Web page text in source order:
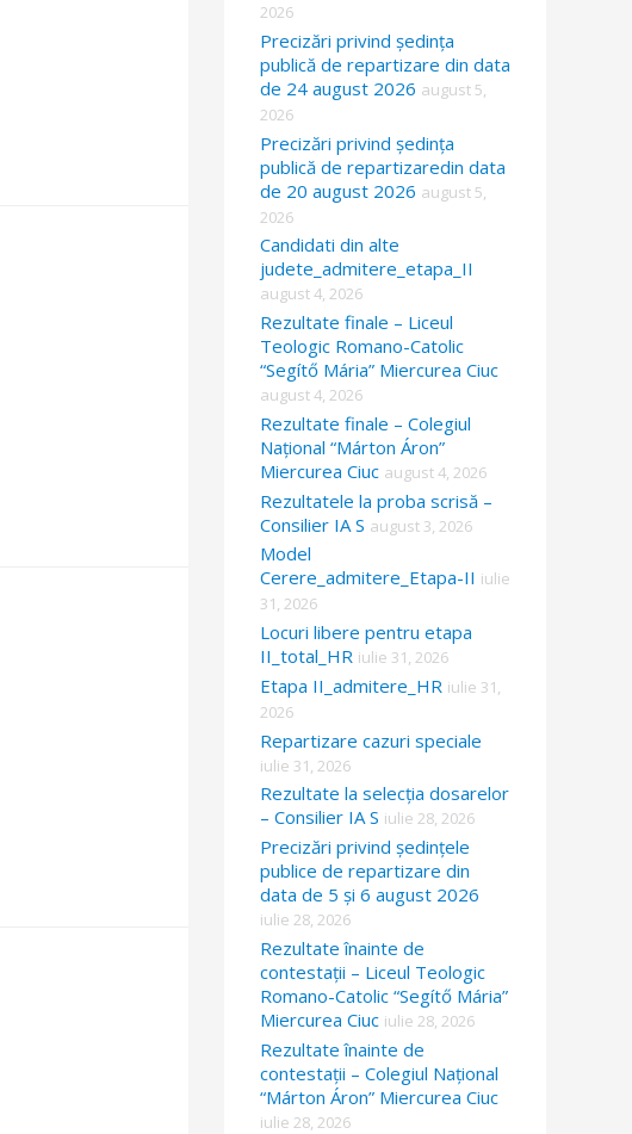
2026
Precizări privind ședința
publică de repartizare din data
de 24 august 2026 august 5,
2026
Precizări privind ședința
publică de repartizaredin data
de 20 august 2026 august 5,
2026
Candidati din alte
judete_admitere_etapa_II
august 4, 2026
Rezultate finale – Liceul
Teologic Romano-Catolic
“Segítő Mária” Miercurea Ciuc
august 4, 2026
Rezultate finale – Colegiul
Național “Márton Áron”
Miercurea Ciuc august 4, 2026
Rezultatele la proba scrisă –
Consilier IA S august 3, 2026
Model
Cerere_admitere_Etapa-II iulie
31, 2026
Locuri libere pentru etapa
II_total_HR iulie 31, 2026
Etapa II_admitere_HR iulie 31,
2026
Repartizare cazuri speciale
iulie 31, 2026
Rezultate la selecția dosarelor
– Consilier IA S iulie 28, 2026
Precizări privind ședințele
publice de repartizare din
data de 5 și 6 august 2026
iulie 28, 2026
Rezultate înainte de
contestații – Liceul Teologic
Romano-Catolic “Segítő Mária”
Miercurea Ciuc iulie 28, 2026
Rezultate înainte de
contestații – Colegiul Național
“Márton Áron” Miercurea Ciuc
iulie 28, 2026